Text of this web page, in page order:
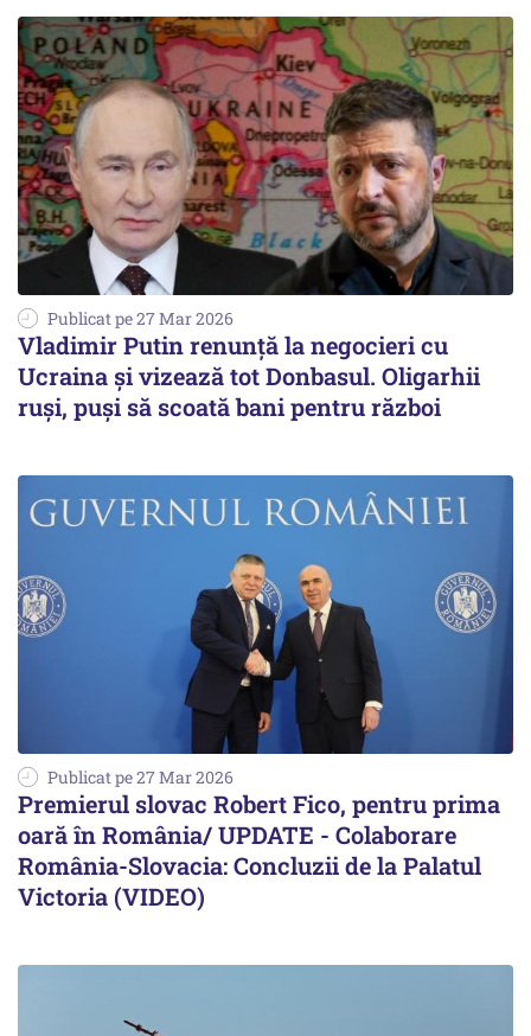
Publicat pe 27 Mar 2026
Vladimir Putin renunță la negocieri cu
Ucraina și vizează tot Donbasul. Oligarhii
ruși, puși să scoată bani pentru război
Publicat pe 27 Mar 2026
Premierul slovac Robert Fico, pentru prima
oară în România/ UPDATE - Colaborare
România-Slovacia: Concluzii de la Palatul
Victoria (VIDEO)